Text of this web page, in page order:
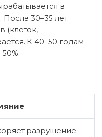
в
После 30–35 лет
(клеток,
К 40–50 годам
разрушение